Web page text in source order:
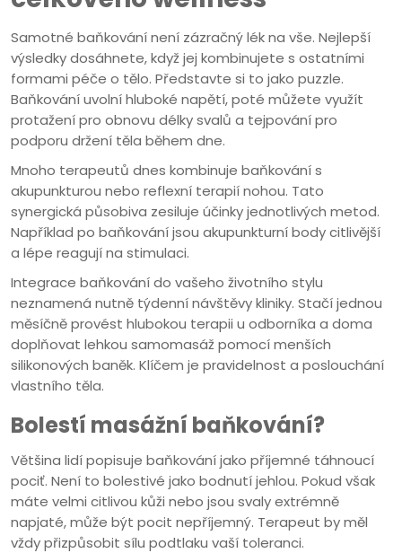
Samotné baňkování není zázračný lék na vše. Nejlepší
výsledky dosáhnete, když jej kombinujete s ostatními
formami péče o tělo. Představte si to jako puzzle.
Baňkování uvolní hluboké napětí, poté můžete využít
protažení pro obnovu délky svalů a tejpování pro
podporu držení těla během dne.
Mnoho terapeutů dnes kombinuje baňkování s
akupunkturou nebo reflexní terapií nohou. Tato
synergická působiva zesiluje účinky jednotlivých metod.
Například po baňkování jsou akupunkturní body citlivější
a lépe reagují na stimulaci.
Integrace baňkování do vašeho životního stylu
neznamená nutně týdenní návštěvy kliniky. Stačí jednou
měsíčně provést hlubokou terapii u odborníka a doma
doplňovat lehkou samomasáž pomocí menších
silikonových baněk. Klíčem je pravidelnost a poslouchání
vlastního těla.
Bolestí masážní baňkování?
Většina lidí popisuje baňkování jako příjemné táhnoucí
pociť. Není to bolestivé jako bodnutí jehlou. Pokud však
máte velmi citlivou kůži nebo jsou svaly extrémně
napjaté, může být pocit nepříjemný. Terapeut by měl
vždy přizpůsobit sílu podtlaku vaší toleranci.